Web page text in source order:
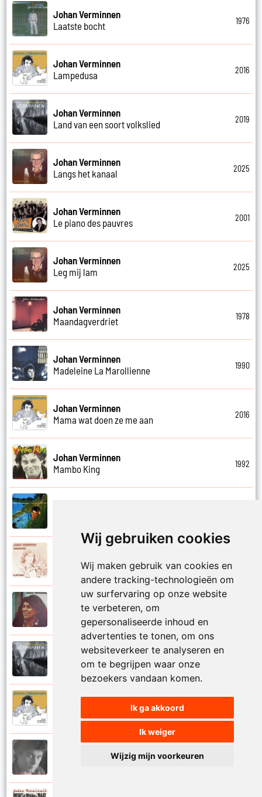
Wij gebruiken cookies
Wij maken gebruik van cookies en
andere tracking-technologieën om
uw surfervaring op onze website
te verbeteren, om
gepersonaliseerde inhoud en
advertenties te tonen, om ons
websiteverkeer te analyseren en
om te begrijpen waar onze
bezoekers vandaan komen.
Ik ga akkoord
Ik weiger
Wijzig mijn voorkeuren
Johan Verminnen
Laatste bocht
1976
Johan Verminnen
Lampedusa
2016
Johan Verminnen
Land van een soort volkslied
2019
Johan Verminnen
Langs het kanaal
2025
Johan Verminnen
Le piano des pauvres
2001
Johan Verminnen
Leg mij lam
2025
Johan Verminnen
Maandagverdriet
1978
Johan Verminnen
Madeleine La Marollienne
1990
Johan Verminnen
Mama wat doen ze me aan
2016
Johan Verminnen
Mambo King
1992
Marionet
Johan Verminnen
Johan Verminnen
Mayday
Meer dan zestig
Johan Verminnen